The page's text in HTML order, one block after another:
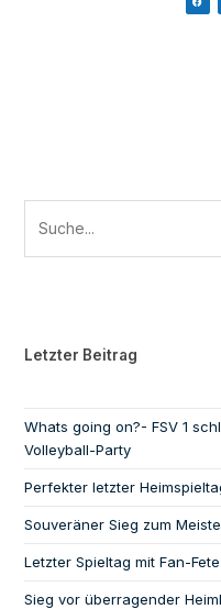
Letzter Beitrag
Whats going on?- FSV 1
Volleyball-Party
Perfekter letzter
Souveräner Sieg zum
Letzter Spieltag mit Fan-
Sieg vor überragender